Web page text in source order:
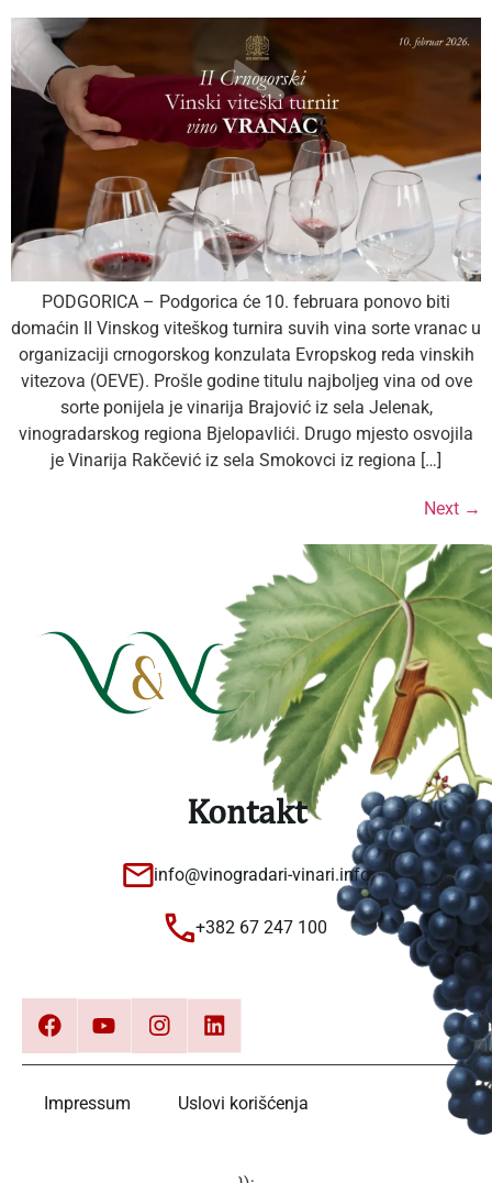
PODGORICA – Podgorica će 10. februara ponovo biti
domaćin II Vinskog viteškog turnira suvih vina sorte vranac u
organizaciji crnogorskog konzulata Evropskog reda vinskih
vitezova (OEVE). Prošle godine titulu najboljeg vina od ove
sorte ponijela je vinarija Brajović iz sela Jelenak,
vinogradarskog regiona Bjelopavlići. Drugo mjesto osvojila
je Vinarija Rakčević iz sela Smokovci iz regiona […]
Next →
Kontakt
info@vinogradari-vinari.info
+382 67 247 100
Impressum Uslovi korišćenja